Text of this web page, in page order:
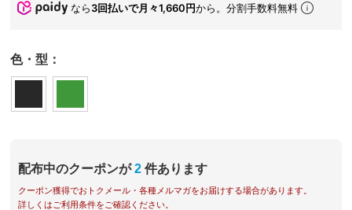
なら3回払いで月々1,660円から。分割手数料無料
色・型：
配布中のクーポンが 2 件あります
クーポン獲得でおトクメール・各種メルマガをお届けする場合があります。
詳しくはご利用条件をご確認ください。